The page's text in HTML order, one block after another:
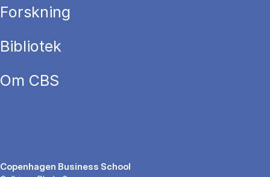
Forskning
Bibliotek
Om CBS
Copenhagen Business School